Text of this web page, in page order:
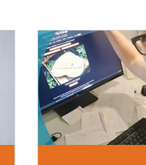
Arvot Pajailta
Risutyöt